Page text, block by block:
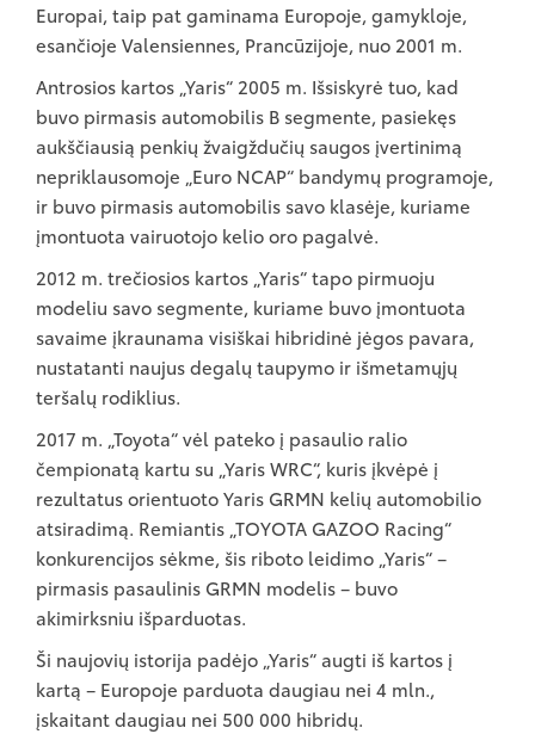
Europai, taip pat gaminama Europoje, gamykloje,
esančioje Valensiennes, Prancūzijoje, nuo 2001 m.
Antrosios kartos „Yaris“ 2005 m. Išsiskyrė tuo, kad
buvo pirmasis automobilis B segmente, pasiekęs
aukščiausią penkių žvaigždučių saugos įvertinimą
nepriklausomoje „Euro NCAP“ bandymų programoje,
ir buvo pirmasis automobilis savo klasėje, kuriame
įmontuota vairuotojo kelio oro pagalvė.
2012 m. trečiosios kartos „Yaris“ tapo pirmuoju
modeliu savo segmente, kuriame buvo įmontuota
savaime įkraunama visiškai hibridinė jėgos pavara,
nustatanti naujus degalų taupymo ir išmetamųjų
teršalų rodiklius.
2017 m. „Toyota“ vėl pateko į pasaulio ralio
čempionatą kartu su „Yaris WRC“, kuris įkvėpė į
rezultatus orientuoto Yaris GRMN kelių automobilio
atsiradimą. Remiantis „TOYOTA GAZOO Racing“
konkurencijos sėkme, šis riboto leidimo „Yaris“ –
pirmasis pasaulinis GRMN modelis – buvo
akimirksniu išparduotas.
Ši naujovių istorija padėjo „Yaris“ augti iš kartos į
kartą – Europoje parduota daugiau nei 4 mln.,
įskaitant daugiau nei 500 000 hibridų.